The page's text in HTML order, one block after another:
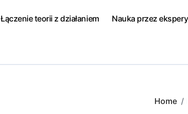
Łączenie teorii z działaniem Nauka przez
Home